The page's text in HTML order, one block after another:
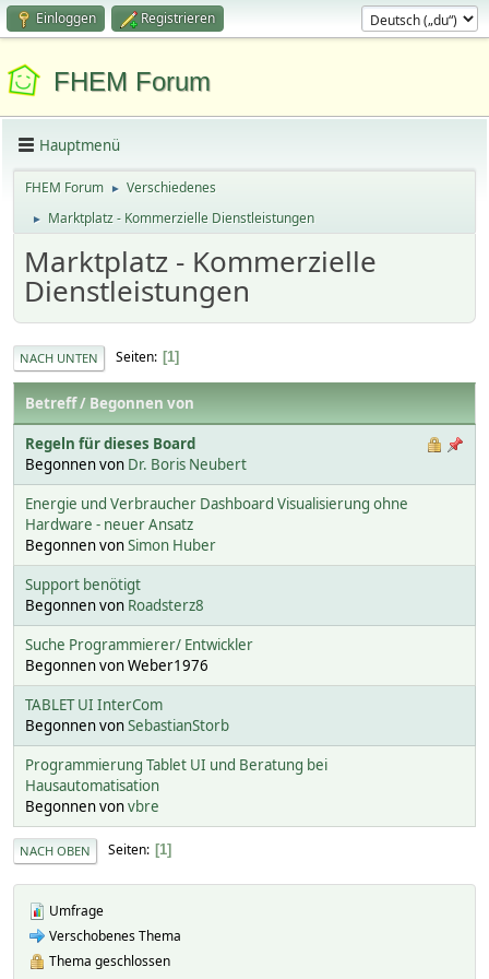
Einloggen Registrieren
FHEM Forum
Hauptmenü
FHEM Forum ► Verschiedenes
► Marktplatz - Kommerzielle Dienstleistungen
Marktplatz - Kommerzielle
Dienstleistungen
NACH UNTEN Seiten 1
Betreff/ Begonnen von
Regeln für dieses Board
Begonnen von Dr. Boris Neubert
Energie und Verbraucher Dashboard Visualisierung ohne
Hardware - neuer Ansatz
Begonnen vonSimon Huber
Support benötigt
Begonnen von Roadsterz8
Suche Programmierer/ Entwickler
Begonnen von Weber1976
TABLET UI InterCom
Begonnen vonSebastianStorb
Programmierung Tablet UI und Beratung bei
Hausautomatisation
Begonnen vonvbre
NACH OBEN Seiten 1
Umfrage
Verschobenes Thema
Thema geschlossen